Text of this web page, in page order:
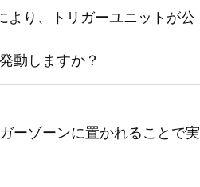
より、トリガーユニットが公
動しますか？
ーゾーンに置かれることで実